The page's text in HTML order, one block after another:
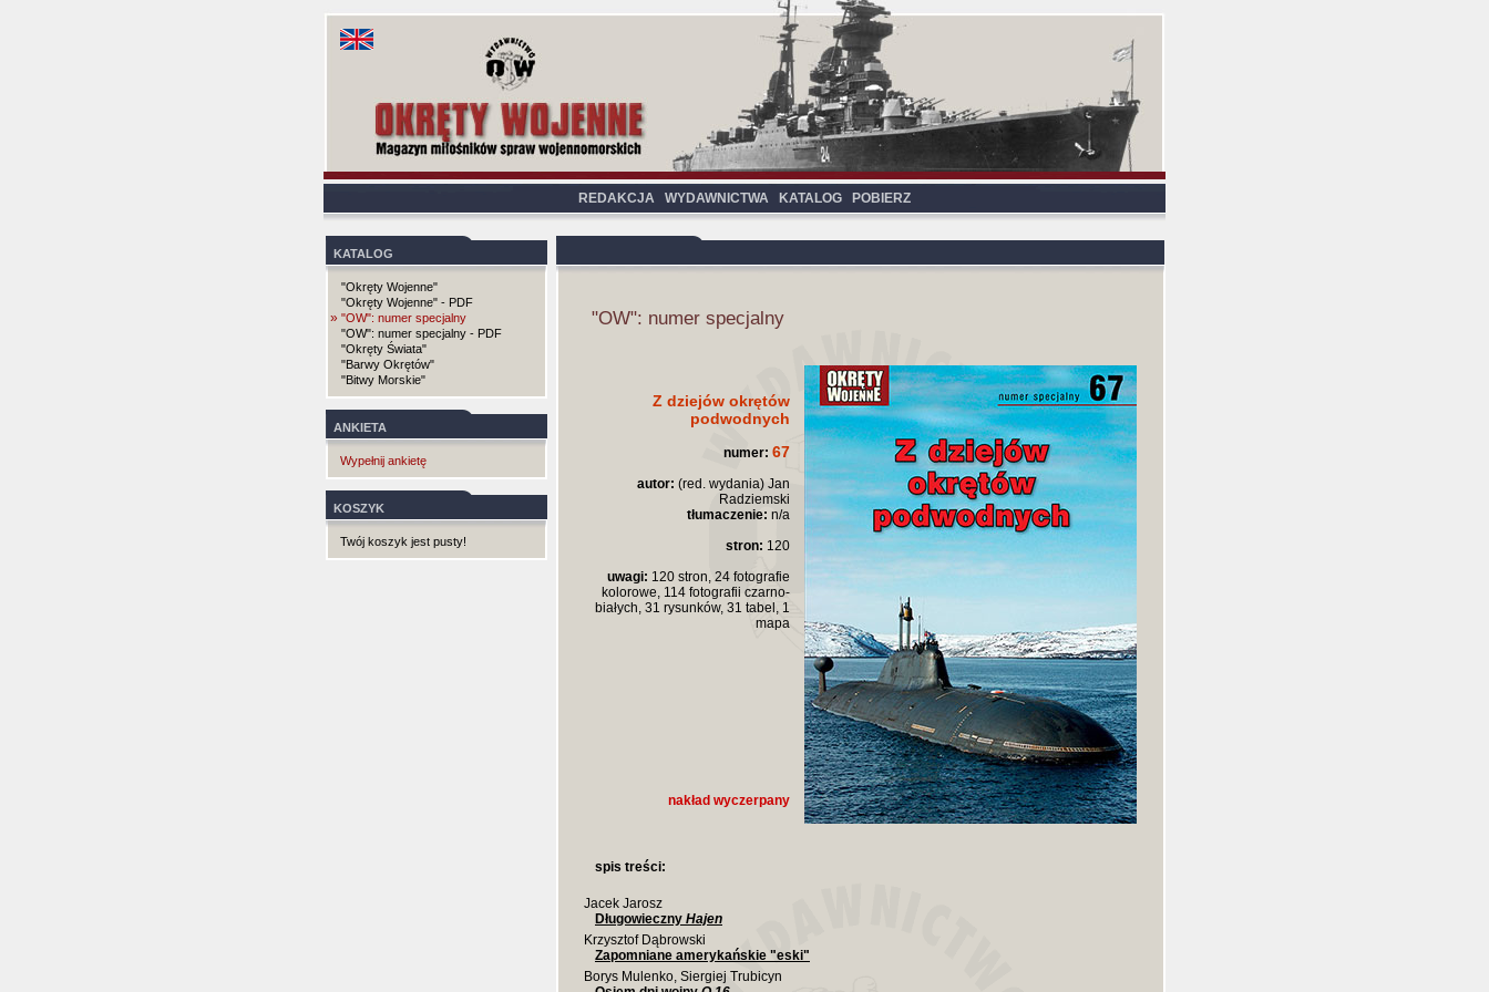
REDAKCJA WYDAWNICTWA KATALOG POBIERZ
KATALOG
"Okręty Wojenne"
"Okręty Wojenne" - PDF
» "OW": numer specjalny
"OW": numer specjalny - PDF
"Okręty Świata"
"Barwy Okrętów"
"Bitwy Morskie"
ANKIETA
Wypełnij ankietę
KOSZYK
Twój koszyk jest pusty!
"OW": numer specjalny
Z dziejów okrętów
podwodnych
numer: 67
autor: (red. wydania) Jan
Radziemski
tłumaczenie: n/a
stron: 120
uwagi: 120 stron, 24 fotografie
kolorowe, 114 fotografii czarno-
białych, 31 rysunków, 31 tabel, 1
mapa
nakład wyczerpany
spis treści:
Jacek Jarosz
Długowieczny Hajen
Krzysztof Dąbrowski
Zapomniane amerykańskie "eski"
Borys Mulenko, Siergiej Trubicyn